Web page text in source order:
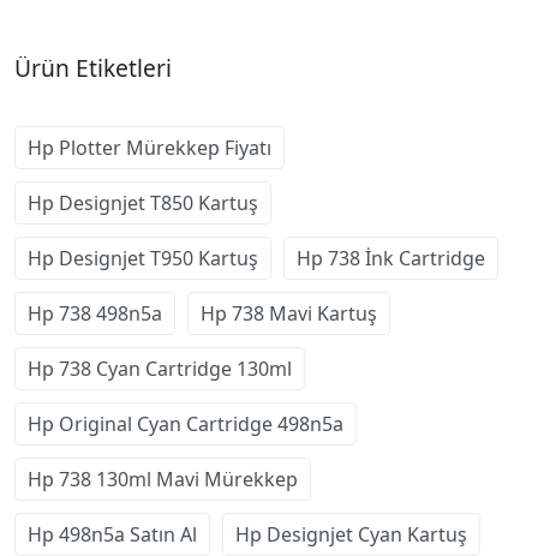
Ürün Etiketleri
Hp Plotter Mürekkep Fiyatı
Hp Designjet T850 Kartuş
Hp Designjet T950 Kartuş Hp 738 İnk Cartridge
Hp 738 498n5a Hp 738 Mavi Kartuş
Hp 738 Cyan Cartridge 130ml
Hp Original Cyan Cartridge 498n5a
Hp 738 130ml Mavi Mürekkep
Hp 498n5a Satın Al Hp Designjet Cyan Kartuş